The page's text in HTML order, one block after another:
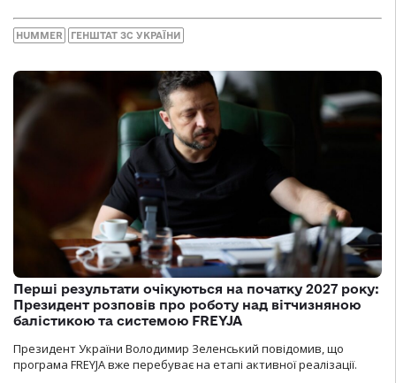
HUMMER ГЕНШТАТ ЗС УКРАЇНИ
Перші результати очікуються на початку 2027 року:
Президент розповів про роботу над вітчизняною
балістикою та системою FREYJA
Президент України Володимир Зеленський повідомив, що
програма FREYJA вже перебуває на етапі активної реалізації.